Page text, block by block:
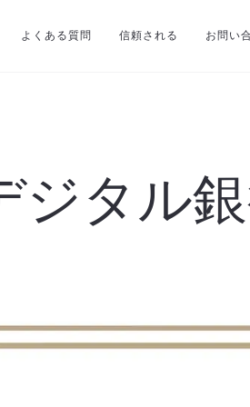
よくある質問 信頼される お問い
ジタル